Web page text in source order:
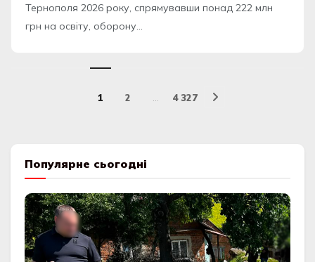
Тернополя 2026 року, спрямувавши понад 222 млн
грн на освіту, оборону...
1 2 4 327
Популярне сьогодні